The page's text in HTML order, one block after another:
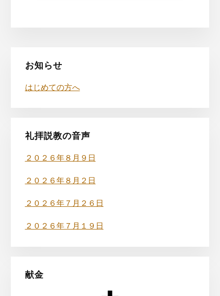
最
初
の
イ
ド
バ
ー
お知らせ
はじめての方へ
礼拝説教の音声
２０２６年８月９日
２０２６年８月２日
２０２６年７月２６日
２０２６年７月１９日
献金